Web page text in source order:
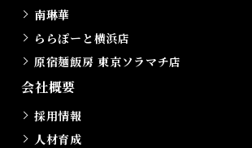
南琳華
ららぽーと横浜店
原宿麺飯房 東京ソラマチ店
会社概要
採用情報
人材育成